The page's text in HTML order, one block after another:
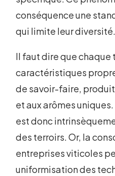
conséquence une
qui limite leur diversité.
Il faut dire que chaque
caractéristiques
de savoir-faire, produit
et aux arômes
est donc
des terroirs. Or, la
entreprises viticoles
uniformisation des